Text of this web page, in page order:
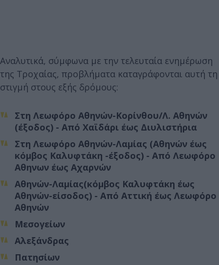
Αναλυτικά, σύμφωνα με την τελευταία ενημέρωση
της Τροχαίας, προβλήματα καταγράφονται αυτή τη
στιγμή στους εξής δρόμους:
Στη Λεωφόρο Αθηνών-Κορίνθου/Λ. Αθηνών
(έξοδος) - Από Χαϊδάρι έως Διυλιστήρια
Στη Λεωφόρο Αθηνών-Λαμίας (Αθηνών έως
κόμβος Καλυφτάκη -έξοδος) - Από Λεωφόρο
Αθηνων έως Αχαρνών
Αθηνών-Λαμίας(κόμβος Καλυφτάκη έως
Αθηνών-είσοδος) - Από Αττική έως Λεωφόρο
Αθηνών
Μεσογείων
Αλεξάνδρας
Πατησίων